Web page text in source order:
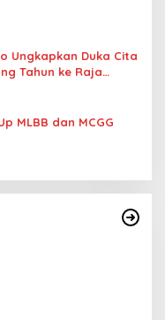
Ungkapkan Duka Cita
Tahun ke Raja
MLBB dan MCGG